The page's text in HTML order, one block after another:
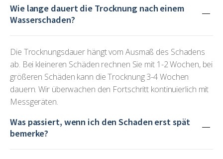
Wie lange dauert die Trocknung nach einem
Wasserschaden?
Die Trocknungsdauer hängt vom Ausmaß des Schadens
ab. Bei kleineren Schäden rechnen Sie mit 1-2 Wochen, bei
größeren Schäden kann die Trocknung 3-4 Wochen
dauern. Wir überwachen den Fortschritt kontinuierlich mit
Messgeräten.
Was passiert, wenn ich den Schaden erst spät
bemerke?